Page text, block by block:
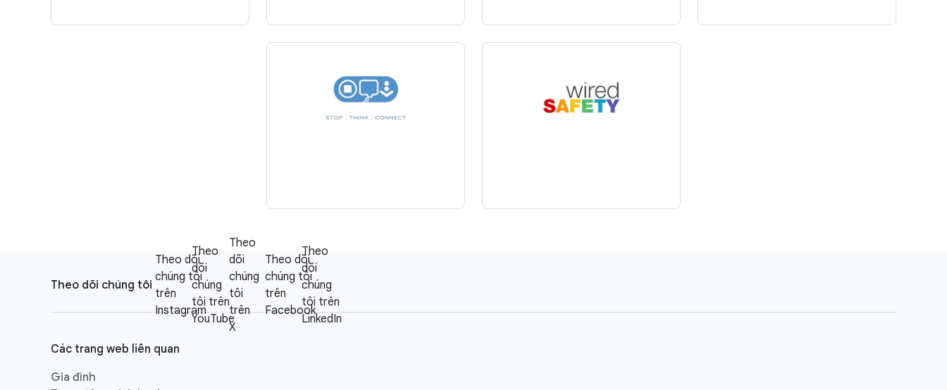
S
c
a
M
Theo dõi chúng tôi
Theo dõi
chúng tôi
trên
Instagram
Theo
dõi
chúng
tôi trên
YouTube
Theo
dõi
chúng
tôi
trên
X
Theo dõi
chúng tôi
trên
Facebook
Theo
dõi
chúng
tôi trên
LinkedIn
Các trang web liên quan
Gia đình